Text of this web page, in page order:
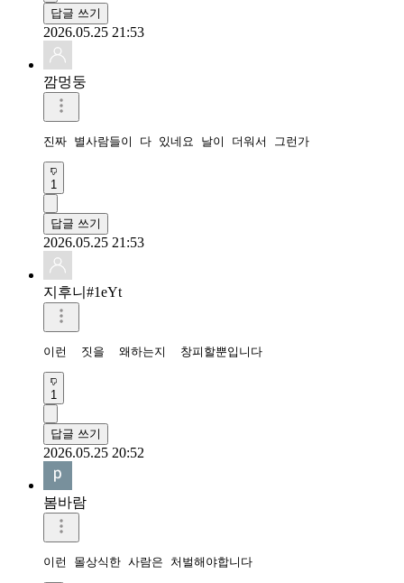
답글 쓰기
2026.05.25 21:53
깜멍둥
진짜 별사람들이 다 있네요 날이 더워서 그런가
1
답글 쓰기
2026.05.25 21:53
지후니#1eYt
이런  짓을  왜하는지  창피할뿐입니다
1
답글 쓰기
2026.05.25 20:52
봄바람
이런 몰상식한 사람은 처벌해야합니다